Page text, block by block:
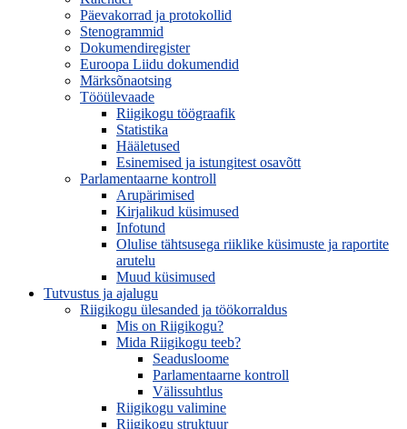
Päevakorrad ja protokollid
Stenogrammid
Dokumendiregister
Euroopa Liidu dokumendid
Märksõnaotsing
Tööülevaade
Riigikogu töögraafik
Statistika
Hääletused
Esinemised ja istungitest osavõtt
Parlamentaarne kontroll
Arupärimised
Kirjalikud küsimused
Infotund
Olulise tähtsusega riiklike küsimuste ja raportite
arutelu
Muud küsimused
Tutvustus ja ajalugu
Riigikogu ülesanded ja töökorraldus
Mis on Riigikogu?
Mida Riigikogu teeb?
Seadusloome
Parlamentaarne kontroll
Välissuhtlus
Riigikogu valimine
Riigikogu struktuur